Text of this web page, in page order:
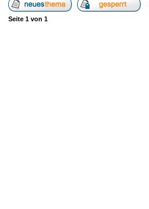
Seite 1 von 1